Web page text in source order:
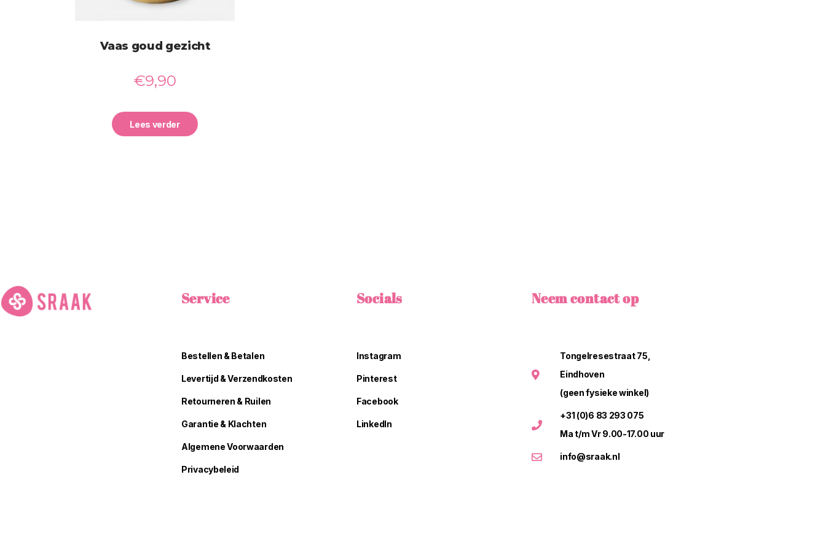
Vaas goud gezicht
€9,90
Lees verder
Service
Bestellen & Betalen
Levertijd & Verzendkosten
Retourneren & Ruilen
Garantie & Klachten
Algemene Voorwaarden
Privacybeleid
Socials
Instagram
Pinterest
Facebook
LinkedIn
Neem contact op
Tongelresestraat 75,
Eindhoven
(geen fysieke winkel)
+31 (0)6 83 293 075
Ma t/m Vr 9.00-17.00 uur
info@sraak.nl